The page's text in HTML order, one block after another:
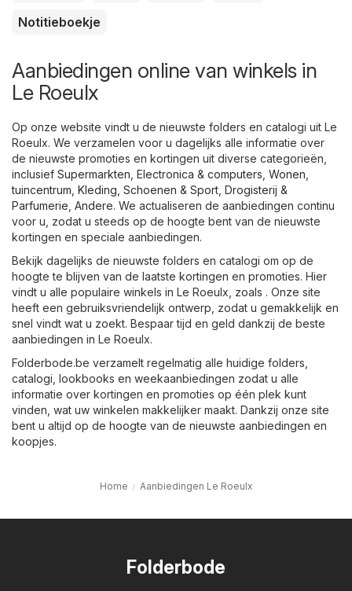
Notitieboekje
Aanbiedingen online van winkels in
Le Roeulx
Op onze website vindt u de nieuwste folders en catalogi uit Le
Roeulx. We verzamelen voor u dagelijks alle informatie over
de nieuwste promoties en kortingen uit diverse categorieën,
inclusief Supermarkten Electronica & computers Wonen,
tuincentrum Kleding, Schoenen & Sport Drogisterij &
Parfumerie Andere. We actualiseren de aanbiedingen continu
voor u, zodat u steeds op de hoogte bent van de nieuwste
kortingen en speciale aanbiedingen.
Bekijk dagelijks de nieuwste folders en catalogi om op de
hoogte te blijven van de laatste kortingen en promoties. Hier
vindt u alle populaire winkels in Le Roeulx, zoals . Onze site
heeft een gebruiksvriendelijk ontwerp, zodat u gemakkelijk en
snel vindt wat u zoekt. Bespaar tijd en geld dankzij de beste
aanbiedingen in Le Roeulx.
Folderbode.be verzamelt regelmatig alle huidige folders,
catalogi, lookbooks en weekaanbiedingen zodat u alle
informatie over kortingen en promoties op één plek kunt
vinden, wat uw winkelen makkelijker maakt. Dankzij onze site
bent u altijd op de hoogte van de nieuwste aanbiedingen en
koopjes.
Home Aanbiedingen Le Roeulx
Folderbode